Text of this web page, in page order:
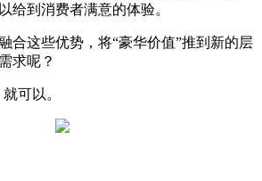
给到消费者满意的体验。
合这些优势，将“豪华价值”推到新的层
求呢？
可以。